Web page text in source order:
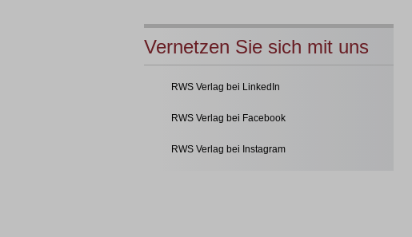
Vernetzen Sie sich mit uns
RWS Verlag bei LinkedIn
RWS Verlag bei Facebook
RWS Verlag bei Instagram